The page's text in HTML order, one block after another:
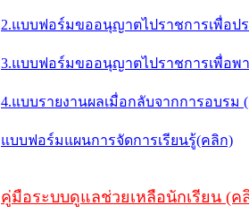
2.แบบฟอร์มขออนุญาตไปราชการเพื่อป
3.แบบฟอร์มขออนุญาตไปราชการเพื่อพ
4.แบบรายงานผลเมื่อกลับจากการอบรม
แบบฟอร์มแผนการจัดการเรียนรู้(คลิก)
คู่มือระบบดูแลช่วยเหลือนักเรียน (ค